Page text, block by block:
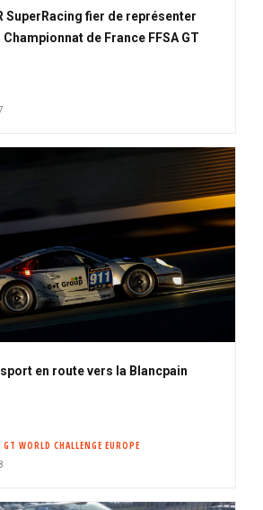
SuperRacing fier de représenter
de France FFSA GT
en route vers la Blancpain
GT WORLD CHALLENGE EUROPE